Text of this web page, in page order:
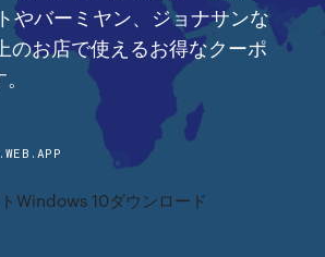
やバーミヤン、ジョナサンな
のお店で使えるお得なクーポ
Windows 10ダウンロード